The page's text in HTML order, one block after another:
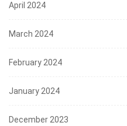
April 2024
March 2024
February 2024
January 2024
December 2023